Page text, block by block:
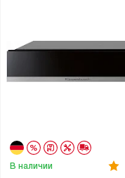
В наличии